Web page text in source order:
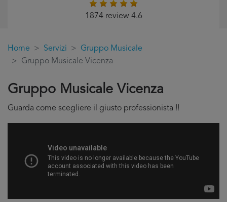
1874 review 4.6
Home Servizi
Gruppo Musicale
Gruppo Musicale Vicenza
Gruppo Musicale Vicenza
Guarda come scegliere il giusto professionista !!